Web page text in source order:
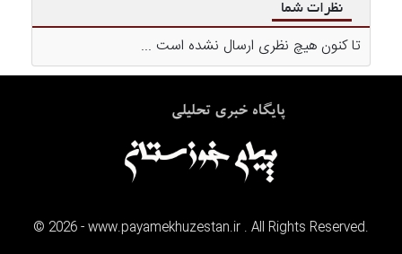
نظرات شما
تا کنون هیچ نظری ارسال نشده است ...
© 2026- www.payamekhuzestan.ir . All Rights Reserved.